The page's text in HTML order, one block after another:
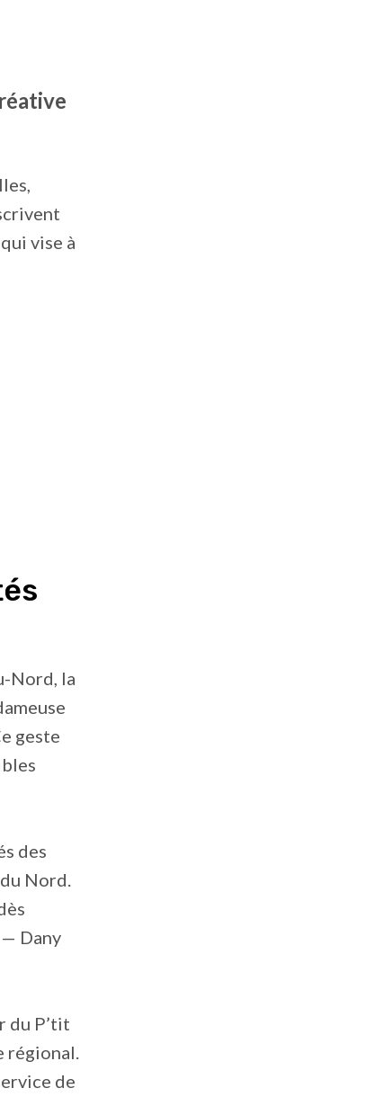
vise à
Nord, la
geste
des
Nord.
— Dany
du P’tit
régional.
de